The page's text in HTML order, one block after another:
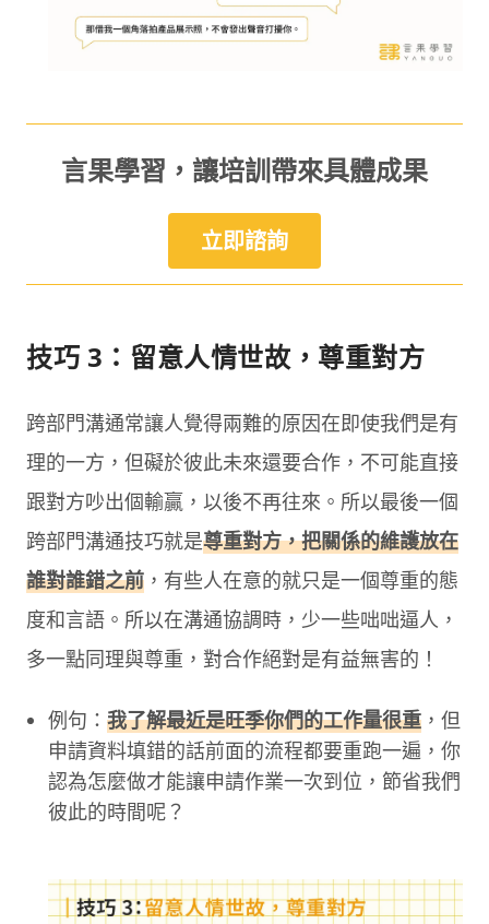
言果學習，讓培訓帶來具體成果
立即諮詢
技巧 3：留意人情世故，尊重對方
跨部門溝通常讓人覺得兩難的原因在即使我們是有
理的一方，但礙於彼此未來還要合作，不可能直接
跟對方吵出個輸贏，以後不再往來。所以最後一個
跨部門溝通技巧就是尊重對方，把關係的維護放在
誰對誰錯之前 ，有些人在意的就只是一個尊重的態
度和言語。所以在溝通協調時，少一些咄咄逼人，
多一點同理與尊重，對合作絕對是有益無害的！
例句： 我了解最近是旺季你們的工作量很重 ，但
申請資料填錯的話前面的流程都要重跑一遍，你
認為怎麼做才能讓申請作業一次到位，節省我們
彼此的時間呢？